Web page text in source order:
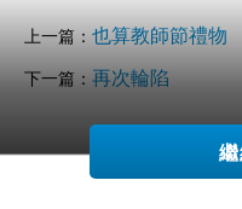
上一篇： 也算教師節禮物
下一篇： 再次輪陷